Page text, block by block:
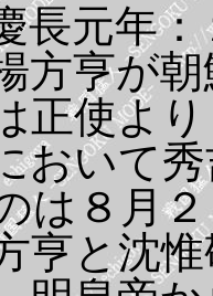
長元年
方亨が
正使よ
おいて
は８月
亨と沈